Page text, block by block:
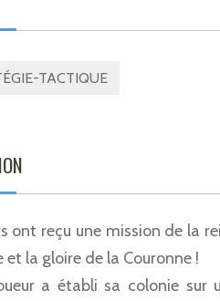
TACTIQUE
ont reçu une mission de la
et la gloire de la Couronne !
a établi sa colonie sur